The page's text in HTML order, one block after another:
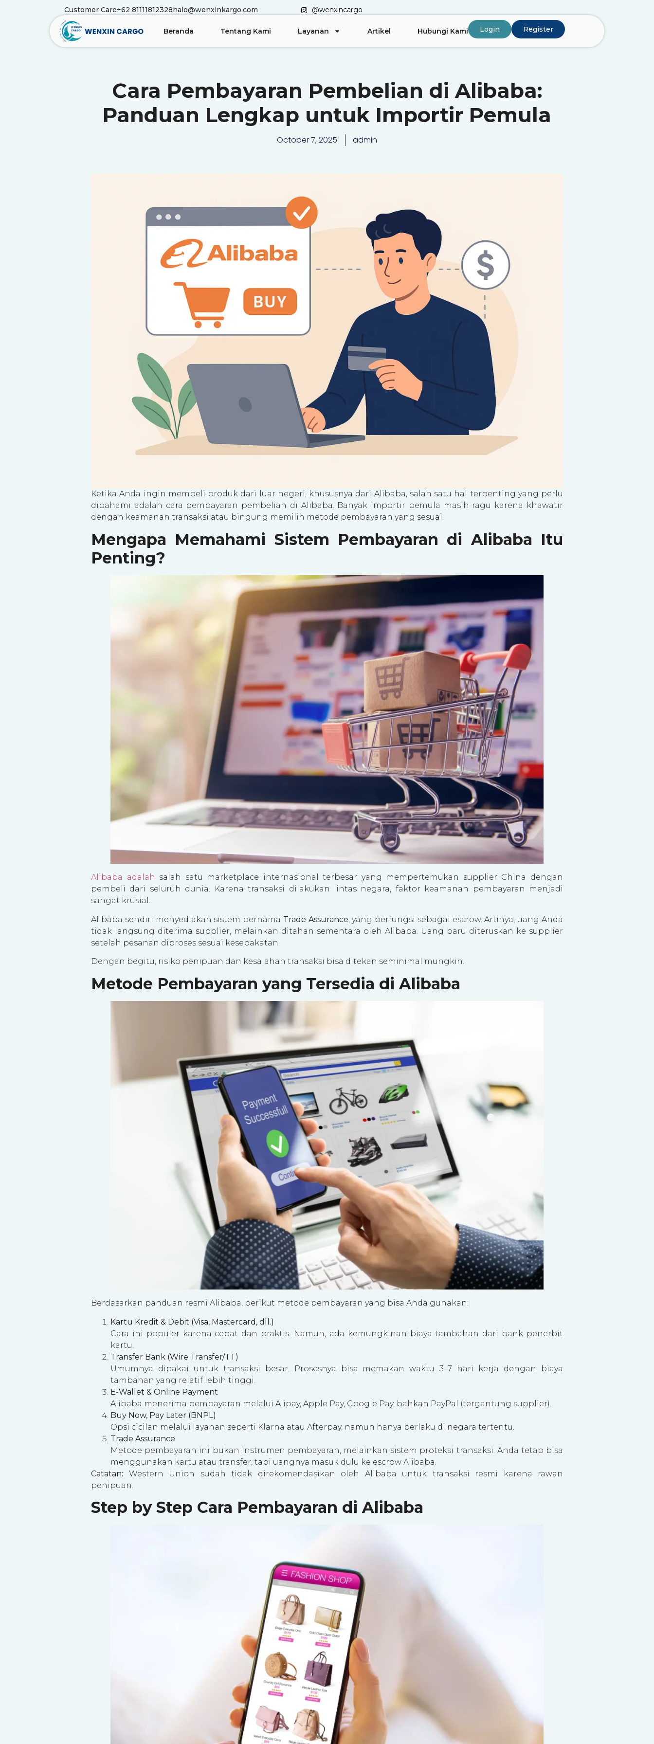
Customer Care+62 81111812328halo@wenxinkargo.com @wenxincargo
Beranda Tentang Kami Layanan Artikel Hubungi Kami Login Register
Cara Pembayaran Pembelian di Alibaba:
Panduan Lengkap untuk Importir Pemula
October 7, 2025 admin
Ketika Anda ingin membeli produk dari luar negeri, khususnya dari Alibaba, salah satu hal terpenting yang perlu
dipahami adalah cara pembayaran pembelian di Alibaba. Banyak importir pemula masih ragu karena khawatir
dengan keamanan transaksi atau bingung memilih metode pembayaran yang sesuai.
Mengapa Memahami Sistem Pembayaran di Alibaba Itu
Penting?
Alibaba adalah salah satu marketplace internasional terbesar yang mempertemukan supplier China dengan
pembeli dari seluruh dunia. Karena transaksi dilakukan lintas negara, faktor keamanan pembayaran menjadi
sangat krusial.
Alibaba sendiri menyediakan sistem bernama Trade Assurance, yang berfungsi sebagai escrow. Artinya, uang Anda
tidak langsung diterima supplier, melainkan ditahan sementara oleh Alibaba. Uang baru diteruskan ke supplier
setelah pesanan diproses sesuai kesepakatan.
Dengan begitu, risiko penipuan dan kesalahan transaksi bisa ditekan seminimal mungkin.
Metode Pembayaran yang Tersedia di Alibaba
Berdasarkan panduan resmi Alibaba, berikut metode pembayaran yang bisa Anda gunakan:
Kartu Kredit & Debit (Visa, Mastercard, dll.)
Cara ini populer karena cepat dan praktis. Namun, ada kemungkinan biaya tambahan dari bank penerbit
kartu.
Transfer Bank (Wire Transfer/TT)
Umumnya dipakai untuk transaksi besar. Prosesnya bisa memakan waktu 3–7 hari kerja dengan biaya
tambahan yang relatif lebih tinggi.
E-Wallet & Online Payment
Alibaba menerima pembayaran melalui Alipay, Apple Pay, Google Pay, bahkan PayPal (tergantung supplier).
Buy Now, Pay Later (BNPL)
Opsi cicilan melalui layanan seperti Klarna atau Afterpay, namun hanya berlaku di negara tertentu.
Trade Assurance
Metode pembayaran ini bukan instrumen pembayaran, melainkan sistem proteksi transaksi. Anda tetap bisa
menggunakan kartu atau transfer, tapi uangnya masuk dulu ke escrow Alibaba.
Catatan: Western Union sudah tidak direkomendasikan oleh Alibaba untuk transaksi resmi karena rawan
penipuan.
Step by Step Cara Pembayaran di Alibaba